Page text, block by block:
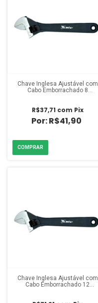
Chave Inglesa Ajustável com
Cabo Emborrachado 8
R$41,90
R$37,71 com Pix
Chave Inglesa Ajustável com
Cabo Emborrachado 12